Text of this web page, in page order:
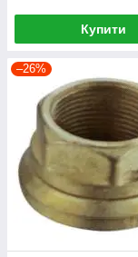
Купити
–26%